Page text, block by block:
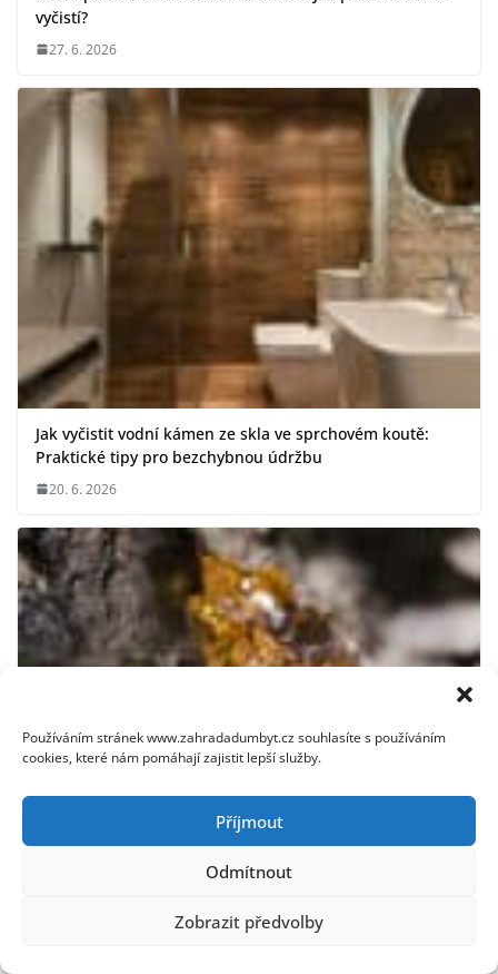
Používáním stránek www.zahradadumbyt.cz souhlasíte s používáním
cookies, které nám pomáhají zajistit lepší služby.
Příjmout
Odmítnout
Zobrazit předvolby
vyčistí?
27. 6. 2026
Jak vyčistit vodní kámen ze skla ve sprchovém koutě:
Praktické tipy pro bezchybnou údržbu
20. 6. 2026
Jak odstranit smůlu z oblečení: Osvědčené metody a tipy